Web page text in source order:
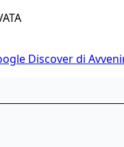
Discover di